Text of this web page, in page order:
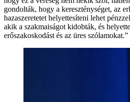
gondolták, hogy a kereszténységet, az
hazaszeretetet helyettesíteni lehet
akik a szakmaiságot kidobták, és
erőszakoskodást és az üres szólamokat.”